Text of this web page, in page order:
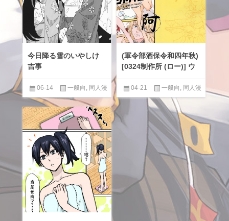
今日降る雪のいやしけ
吉事
06-14 一般向 , 同人漫
画汉化区,百合
(軍令部酒保令和四年秋)
[0324制作所 (ロー)] ウ
ジャパン!夏 阿
04-21 一般向 , 同人漫
画汉化区
百合